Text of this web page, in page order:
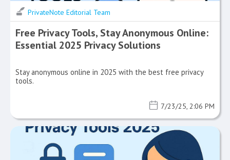
PrivateNote Editorial Team
Free Privacy Tools, Stay Anonymous Online:
Essential 2025 Privacy Solutions
Stay anonymous online in 2025 with the best free privacy
tools.
7/23/25, 2:06 PM